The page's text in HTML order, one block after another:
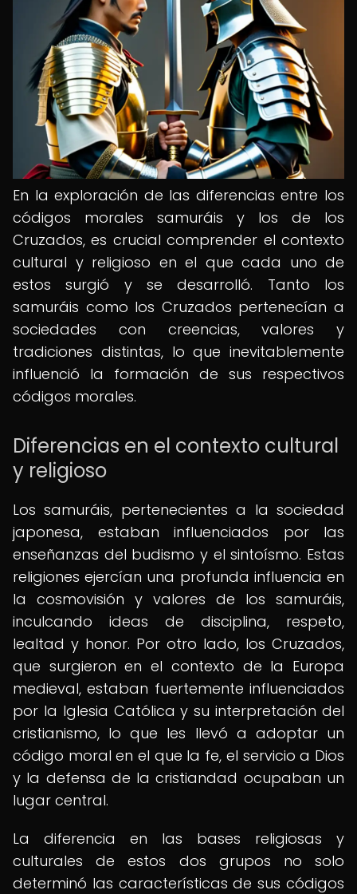
En la exploración de las diferencias entre los
códigos morales samuráis y los de los
Cruzados, es crucial comprender el contexto
cultural y religioso en el que cada uno de
estos surgió y se desarrolló. Tanto los
samuráis como los Cruzados pertenecían a
sociedades con creencias, valores y
tradiciones distintas, lo que inevitablemente
influenció la formación de sus respectivos
códigos morales.
Diferencias en el contexto cultural
y religioso
Los samuráis, pertenecientes a la sociedad
japonesa, estaban influenciados por las
enseñanzas del budismo y el sintoísmo. Estas
religiones ejercían una profunda influencia en
la cosmovisión y valores de los samuráis,
inculcando ideas de disciplina, respeto,
lealtad y honor. Por otro lado, los Cruzados,
que surgieron en el contexto de la Europa
medieval, estaban fuertemente influenciados
por la Iglesia Católica y su interpretación del
cristianismo, lo que les llevó a adoptar un
código moral en el que la fe, el servicio a Dios
y la defensa de la cristiandad ocupaban un
lugar central.
La diferencia en las bases religiosas y
culturales de estos dos grupos no solo
determinó las características de sus códigos